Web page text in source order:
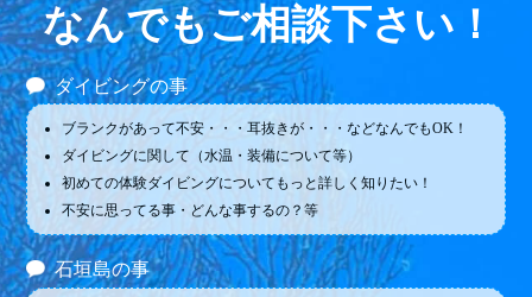
なんでもご相談下さい！
ダイビングの事
ブランクがあって不安・・・耳抜きが・・・などなんでもOK！
ダイビングに関して（水温・装備について等）
初めての体験ダイビングについてもっと詳しく知りたい！
不安に思ってる事・どんな事するの？等
石垣島の事